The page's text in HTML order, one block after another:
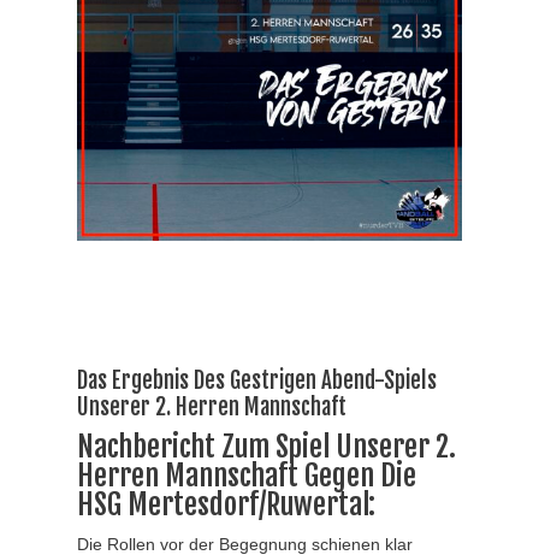
Das Ergebnis Des Gestrigen Abend-Spiels
Unserer 2. Herren Mannschaft
Nachbericht Zum Spiel Unserer 2.
Herren Mannschaft Gegen Die
HSG Mertesdorf/Ruwertal:
Die Rollen vor der Begegnung schienen klar